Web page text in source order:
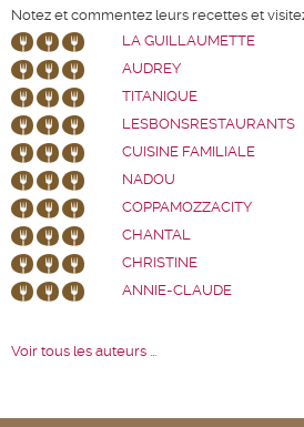
Notez et commentez leurs recettes et
LA GUILLAUMETTE
AUDREY
TITANIQUE
LESBONSRESTAURANTS
CUISINE FAMILIALE
NADOU
COPPAMOZZACITY
CHANTAL
CHRISTINE
ANNIE-CLAUDE
Voir tous les auteurs ...